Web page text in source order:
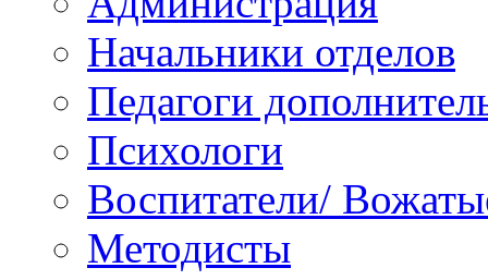
Начальники отделов
Педагоги
Психологи
Воспитатели/
Методисты